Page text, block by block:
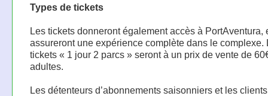
Types de tickets
Les tickets donneront également accès à PortAventura,
assureront une expérience complète dans le complexe.
tickets « 1 jour 2 parcs » seront à un prix de vente de
adultes.
Les détenteurs d’abonnements saisonniers et les